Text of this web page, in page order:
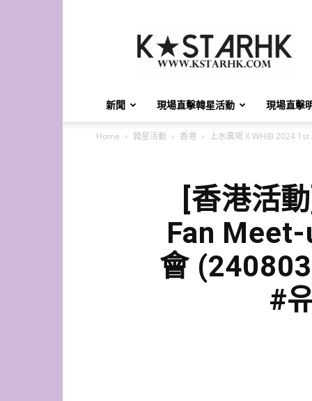
Star
HK
新聞 現場直擊韓星活動 現場直擊
Home 韓星活動 香港 上水廣場 X WHIB 2024
[香港活
Fan Meet-
會
#